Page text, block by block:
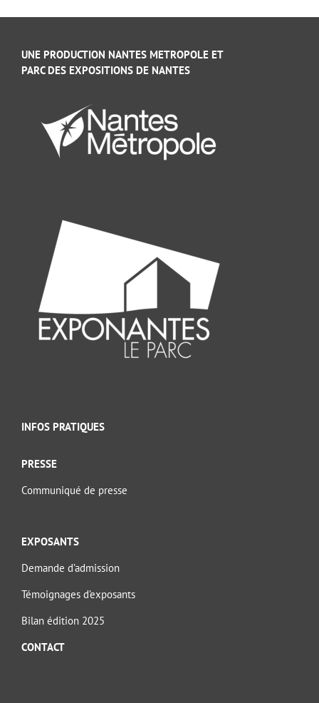
UNE PRODUCTION NANTES METROPOLE ET
PARC DES EXPOSITIONS DE NANTES
INFOS PRATIQUES
PRESSE
Communiqué de presse
EXPOSANTS
Demande d’admission
Témoignages d’exposants
Bilan édition 2025
CONTACT